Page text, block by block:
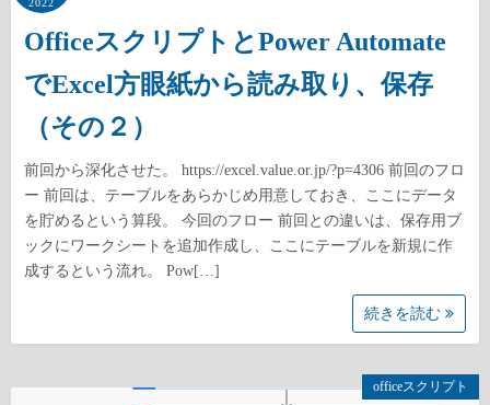
2022
OfficeスクリプトとPower Automate
でExcel方眼紙から読み取り、保存
（その２）
前回から深化させた。 https://excel.value.or.jp/?p=4306 前回のフロ
ー 前回は、テーブルをあらかじめ用意しておき、ここにデータ
を貯めるという算段。 今回のフロー 前回との違いは、保存用ブ
ックにワークシートを追加作成し、ここにテーブルを新規に作
成するという流れ。 Pow[…]
続きを読む
officeスクリプト